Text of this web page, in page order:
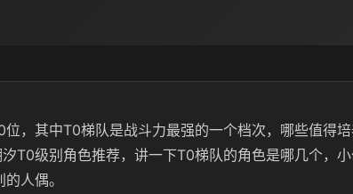
，其中T0梯队是战斗力最强的一个档次，哪些值得
T0级别角色推荐，讲一下T0梯队的角色是哪几个，
人偶。